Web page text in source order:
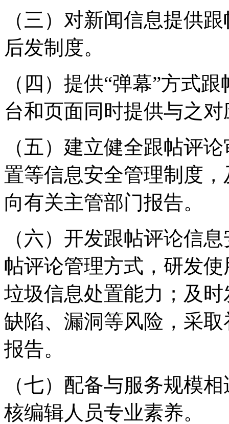
（三）对新闻信息提供
后发制度。
（四）提供“弹幕”方式
台和页面同时提供与之
（五）建立健全跟帖评
置等信息安全管理制度
向有关主管部门报告。
（六）开发跟帖评论信
帖评论管理方式，研发
垃圾信息处置能力；及
缺陷、漏洞等风险，采
报告。
（七）配备与服务规模
核编辑人员专业素养。